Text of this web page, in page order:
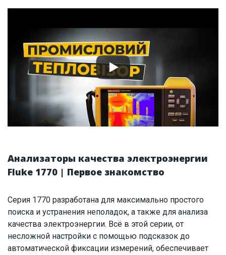
Анализаторы качества электроэнергии
Fluke 1770 | Первое знакомство
Серия 1770 разработана для максимально простого
поиска и устранения неполадок, а также для анализа
качества электроэнергии. Всё в этой серии, от
несложной настройки с помощью подсказок до
автоматической фиксации измерений, обеспечивает